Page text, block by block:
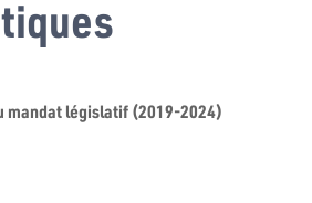
mandat législatif (2019-2024)